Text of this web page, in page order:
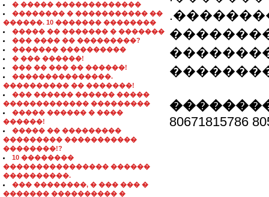
� ����� �������������
�������� � ����������� ��
������. 10 ������� ��������
����� �� ������� � �������
��� ���� �� ���������?
������� ����������
� ��� ������!
��� �� ��� �� ������!
���������������.
���������� �� �������!
��� ������ ������ �����
������������� ���������
����� ������ � ����
������!
����� �� ���������
��������� �����������
��������!?
10 ��������
���������������� ������
����������.
��� ��������, � ��� ��� �
������� ���������� �
80671815786